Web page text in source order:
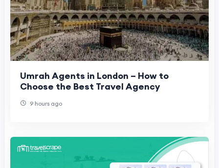
Umrah Agents in London – How to
Choose the Best Travel Agency
9 hours ago